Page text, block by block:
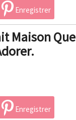
Enregistrer
Maison Que
Enregistrer